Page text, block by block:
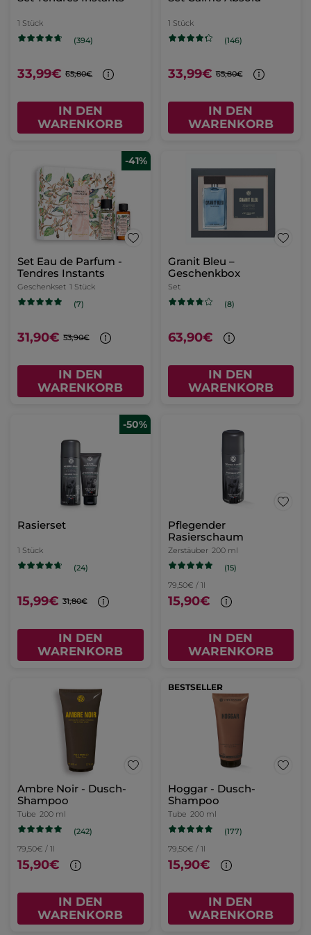
1 Stück
(394)
33,99€ 65,80€
IN DEN
WARENKORB
1 Stück
(146)
33,99€ 65,80€
IN DEN
WARENKORB
-41%
Set Eau de Parfum -
Tendres Instants
Geschenkset 1 Stück
(7)
31,90€ 53,90€
IN DEN
WARENKORB
Granit Bleu –
Geschenkbox
Set
(8)
63,90€
IN DEN
WARENKORB
-50%
Rasierset
1 Stück
(24)
15,99€ 31,80€
IN DEN
WARENKORB
Pflegender
Rasierschaum
Zerstäuber 200 ml
(15)
79,50€ / 1l
15,90€
IN DEN
WARENKORB
Ambre Noir - Dusch-
Shampoo
Tube 200 ml
(242)
79,50€ / 1l
15,90€
IN DEN
WARENKORB
BESTSELLER
Hoggar - Dusch-
Shampoo
Tube 200 ml
(177)
79,50€ / 1l
15,90€
IN DEN
WARENKORB